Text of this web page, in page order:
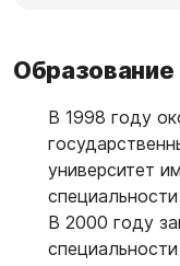
Образование
В 1998 году
университет
В 2000 году